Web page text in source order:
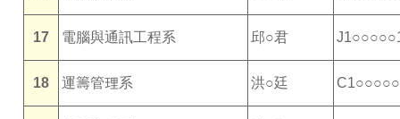
17 電腦與通訊工程系 邱○君
18 運籌管理系 洪○廷